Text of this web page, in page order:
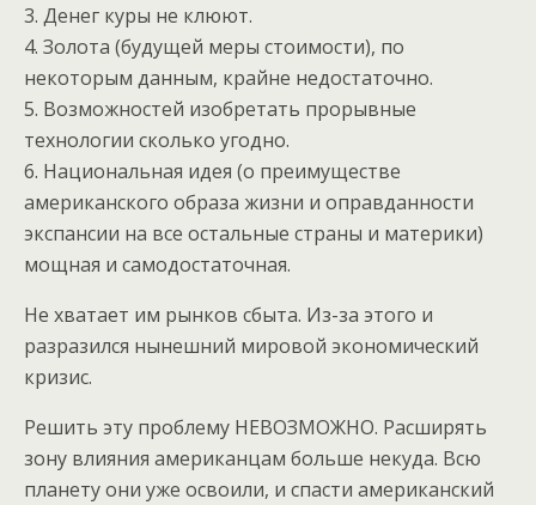
3. Денег куры не клюют.
4. Золота (будущей меры стоимости), по
некоторым данным, крайне недостаточно.
5. Возможностей изобретать прорывные
технологии сколько угодно.
6. Национальная идея (о преимуществе
американского образа жизни и оправданности
экспансии на все остальные страны и материки)
мощная и самодостаточная.
Не хватает им рынков сбыта. Из-за этого и
разразился нынешний мировой экономический
кризис.
Решить эту проблему НЕВОЗМОЖНО. Расширять
зону влияния американцам больше некуда. Всю
планету они уже освоили, и спасти американский